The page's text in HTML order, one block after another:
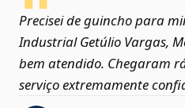
Precisei de guincho para
Industrial Getúlio Vargas,
bem atendido. Chegaram
serviço extremamente